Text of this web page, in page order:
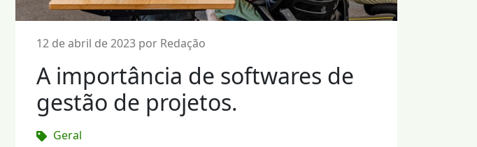
12 de abril de 2023 por Redação
A importância de softwares de
gestão de projetos.
Geral